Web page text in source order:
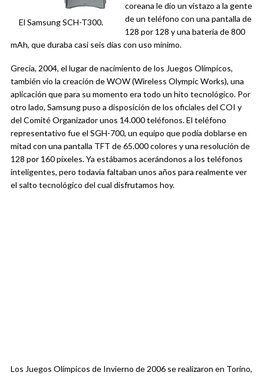
El Samsung SCH-T300.
coreana le dio un vistazo a la gente
de un teléfono con una pantalla de
128 por 128 y una batería de 800
mAh, que duraba casi seis días con uso mínimo.
Grecia, 2004, el lugar de nacimiento de los Juegos Olímpicos,
también vio la creación de WOW (Wireless Olympic Works), una
aplicación que para su momento era todo un hito tecnológico. Por
otro lado, Samsung puso a disposición de los oficiales del COI y
del Comité Organizador unos 14.000 teléfonos. El teléfono
representativo fue el SGH-700, un equipo que podía doblarse en
mitad con una pantalla TFT de 65.000 colores y una resolución de
128 por 160 píxeles. Ya estábamos acerándonos a los teléfonos
inteligentes, pero todavía faltaban unos años para realmente ver
el salto tecnológico del cual disfrutamos hoy.
Los Juegos Olímpicos de Invierno de 2006 se realizaron en Torino,